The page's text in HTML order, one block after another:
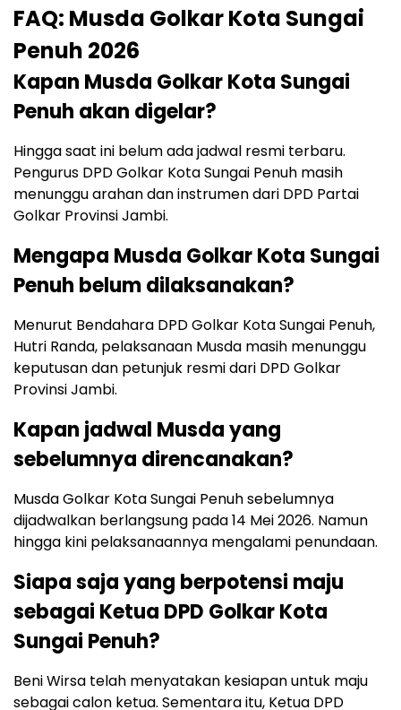
FAQ: Musda Golkar Kota Sungai
Penuh 2026
Kapan Musda Golkar Kota Sungai
Penuh akan digelar?
Hingga saat ini belum ada jadwal resmi terbaru.
Pengurus DPD Golkar Kota Sungai Penuh masih
menunggu arahan dan instrumen dari DPD Partai
Golkar Provinsi Jambi.
Mengapa Musda Golkar Kota Sungai
Penuh belum dilaksanakan?
Menurut Bendahara DPD Golkar Kota Sungai Penuh,
Hutri Randa, pelaksanaan Musda masih menunggu
keputusan dan petunjuk resmi dari DPD Golkar
Provinsi Jambi.
Kapan jadwal Musda yang
sebelumnya direncanakan?
Musda Golkar Kota Sungai Penuh sebelumnya
dijadwalkan berlangsung pada 14 Mei 2026. Namun
hingga kini pelaksanaannya mengalami penundaan.
Siapa saja yang berpotensi maju
sebagai Ketua DPD Golkar Kota
Sungai Penuh?
Beni Wirsa telah menyatakan kesiapan untuk maju
sebagai calon ketua. Sementara itu, Ketua DPD